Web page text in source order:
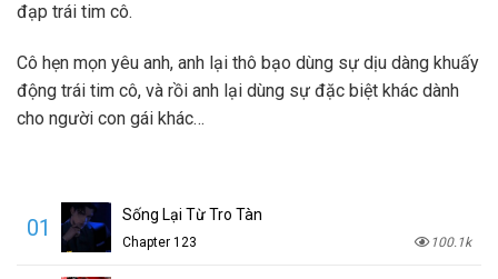
đạp trái tim cô.
Cô hẹn mọn yêu anh, anh lại thô bạo dùng sự dịu dàng khuấy
động trái tim cô, và rồi anh lại dùng sự đặc biệt khác dành
cho người con gái khác…
01 Sống Lại Từ Tro Tàn
Chapter 123 100.1k